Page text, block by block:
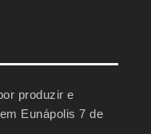
produzir e
Eunápolis 7 de